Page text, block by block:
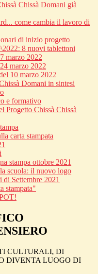
Chissà Domani già
come cambia il lavoro di
di inizio progetto
8 nuovi tablettoni
marzo 2022
marzo 2022
10 marzo 2022
Domani in sintesi
e formativo
Progetto Chissà Chissà
carta stampata
stampa ottobre 2021
scuola: il nuovo logo
Settembre 2021
stampata"
CULTURALI, DI
DIVENTA LUOGO DI